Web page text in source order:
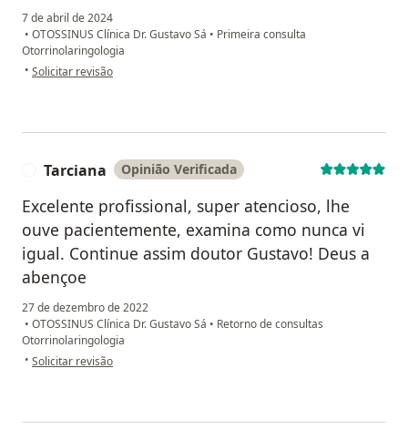
7 de abril de 2024
• OTOSSINUS Clínica Dr. Gustavo Sá • Primeira consulta
Otorrinolaringologia
• na opinião do utilizador Malu
Solicitar revisão
Tarciana Opinião Verificada
Excelente profissional, super atencioso, lhe
ouve pacientemente, examina como nunca vi
igual. Continue assim doutor Gustavo! Deus a
abençoe
27 de dezembro de 2022
• OTOSSINUS Clínica Dr. Gustavo Sá • Retorno de consultas
Otorrinolaringologia
• na opinião do utilizador Tarciana
Solicitar revisão